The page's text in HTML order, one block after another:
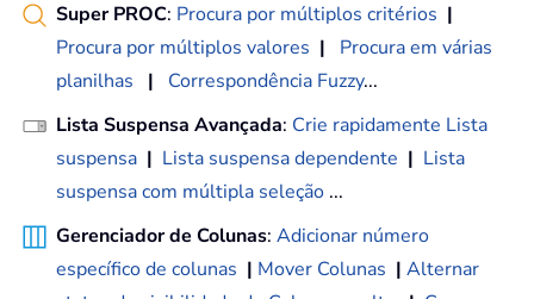
Super PROC: Procura por múltiplos critérios |
Procura por múltiplos valores |
Procura em várias
planilhas
| Correspondência Fuzzy...
Lista Suspensa Avançada: Crie rapidamente Lista
suspensa | Lista suspensa dependente | Lista
suspensa com múltipla seleção ...
Gerenciador de Colunas: Adicionar número
específico de colunas | Mover Colunas | Alternar